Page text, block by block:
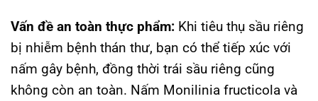
Vấn đề an toàn thực phẩm: Khi tiêu thụ sầu riêng
bị nhiễm bệnh thán thư, bạn có thể tiếp xúc với
nấm gây bệnh, đồng thời trái sầu riêng cũng
không còn an toàn. Nấm Monilinia fructicola và